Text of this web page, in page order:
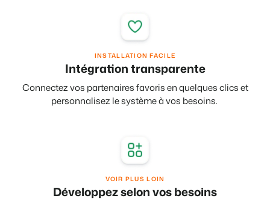
Présentation de Booking Experts
Découvrez les possibilités infinies de la plateforme Booking
Pour les Parcs de Vacances
Découvrez les avantages de Booking Experts pour un parc
Découvrez les avantages de Booking Experts pour un
INSTALLATION FACILE
Intégration transparente
Connectez vos partenaires favoris en quelques clics et
personnalisez le système à vos besoins.
VOIR PLUS LOIN
Développez selon vos besoins